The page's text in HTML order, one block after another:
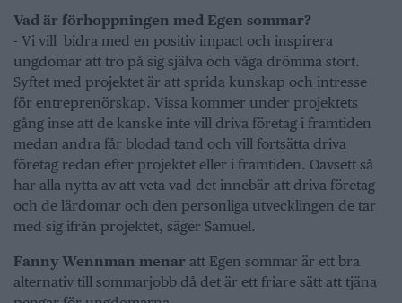
Vad är förhoppningen med Egen sommar?
- Vi vill bidra med en positiv impact och inspirera
ungdomar att tro på sig själva och våga drömma stort.
Syftet med projektet är att sprida kunskap och intresse
för entreprenörskap. Vissa kommer under projektets
gång inse att de kanske inte vill driva företag i framtiden
medan andra får blodad tand och vill fortsätta driva
företag redan efter projektet eller i framtiden. Oavsett så
har alla nytta av att veta vad det innebär att driva företag
och de lärdomar och den personliga utvecklingen de tar
med sig ifrån projektet, säger Samuel.
Fanny Wennman menar att Egen sommar är ett bra
alternativ till sommarjobb då det är ett friare sätt att tjäna